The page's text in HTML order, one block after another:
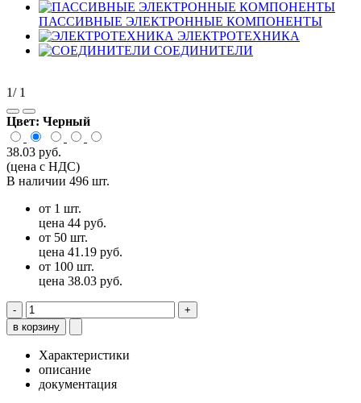
ПАССИВНЫЕ ЭЛЕКТРОННЫЕ КОМПОНЕНТЫ
ЭЛЕКТРОТЕХНИКА
СОЕДИНИТЕЛИ
1/ 1
Цвет: Черный
38.03 руб.
(цена с НДС)
В наличии 496 шт.
от 1 шт.
цена 44 руб.
от 50 шт.
цена 41.19 руб.
от 100 шт.
цена 38.03 руб.
-
+
в корзину
Характеристики
описание
документация